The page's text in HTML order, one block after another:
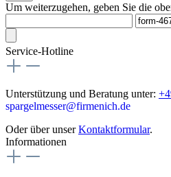
Um weiterzugehen, geben Sie die
Service-Hotline
Unterstützung und Beratung unter:
spargelmesser@firmenich.de
Oder über unserKontaktformular.
Informationen